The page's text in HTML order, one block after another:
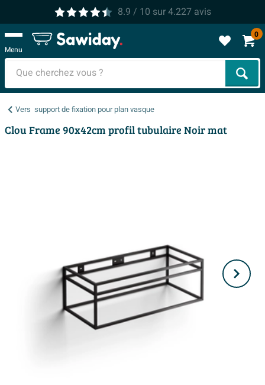
8.9 / 10 sur4.227 avis
Menu
0
Vers support de fixation pour plan vasque
Clou Frame 90x42cm profil tubulaire Noir mat